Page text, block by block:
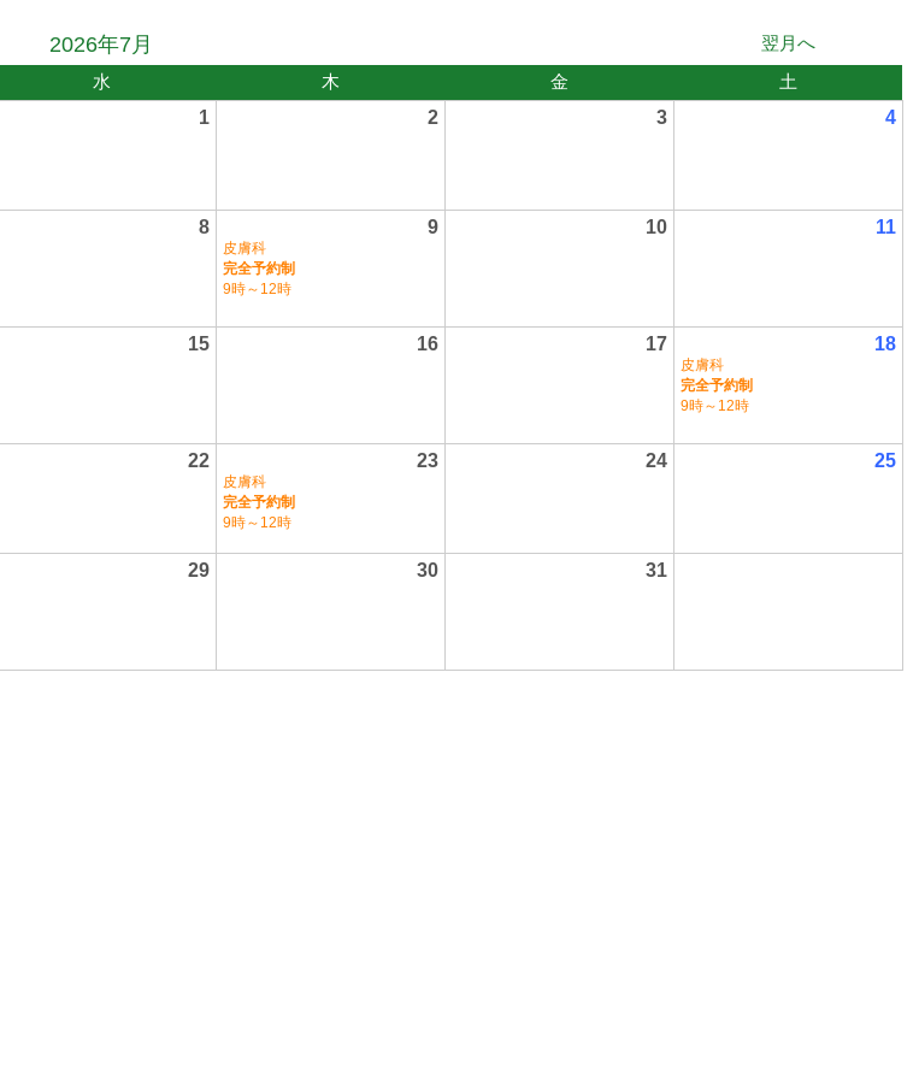
2026年7月
翌月へ
水 木 金
土
1
2 3 4
8 9
皮膚科
完全予約制
9時～12時
10 11
15 16 17 18
皮膚科
完全予約制
9時～12時
22 23
皮膚科
完全予約制
9時～12時
24 25
29 30 31